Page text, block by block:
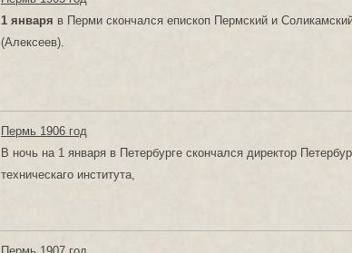
1 января в Перми скончался епископ Пермский и
(Алексеев).
Пермь 1906 год
В ночь на 1 января в Петербурге скончался директор
техническаго института,